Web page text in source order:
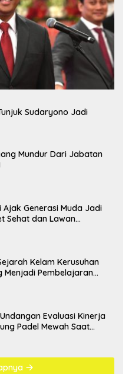
Sudaryono Jadi
Mundur Dari Jabatan
Ajak Generasi Muda Jadi
Sehat dan Lawan
Kelam Kerusuhan
Menjadi Pembelajaran
Evaluasi Kinerja
Padel Mewah Saat